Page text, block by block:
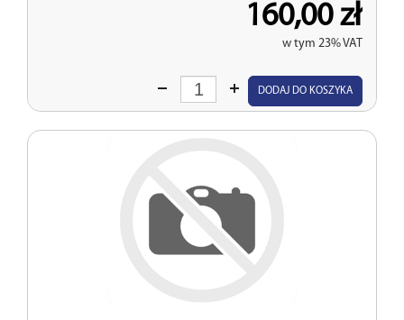
160,00 zł
w tym 23% VAT
Wprowadź
DODAJ DO KOSZYKA